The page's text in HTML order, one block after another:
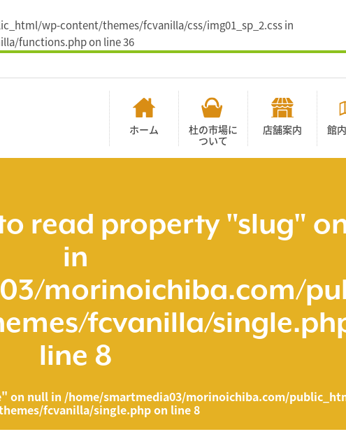
wp-content/themes/fcvanilla/css/img01_sp_2.css in
functions.phpon line36
ホーム
杜の市場に
ついて
店舗案内 館
read property "slug"
in
morinoichiba.com/
fcvanilla/
line 8
on null in /home/smartmedia03/morinoichiba.com/
fcvanilla/single.phpon line8